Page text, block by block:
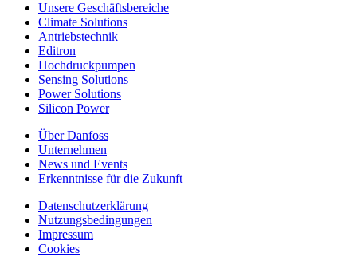
Unsere Geschäftsbereiche
Climate Solutions
Antriebstechnik
Editron
Hochdruckpumpen
Sensing Solutions
Power Solutions
Silicon Power
Über Danfoss
Unternehmen
News und Events
Erkenntnisse für die Zukunft
Datenschutzerklärung
Nutzungsbedingungen
Impressum
Cookies